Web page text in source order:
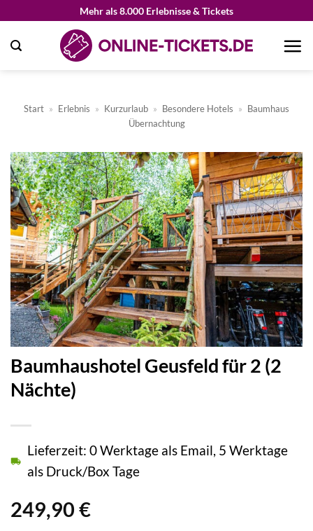
springen
Mehr als 8.000 Erlebnisse & Tickets
Start » Erlebnis » Kurzurlaub » Besondere Hotels » Baumhaus
Übernachtung
Baumhaushotel Geusfeld für 2 (2
Nächte)
249,90 €
Lieferzeit: 0 Werktage als Email, 5 Werktage
als Druck/Box Tage